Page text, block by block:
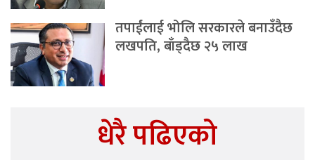
तपाईंलाई भोलि सरकारले बनाउँदैछ
लखपति, बाँड्दैछ २५ लाख
धेरै पढिएको